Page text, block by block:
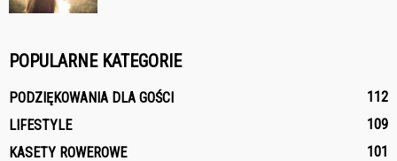
POPULARNE KATEGORIE
PODZIĘKOWANIA DLA GOŚCI
112
LIFESTYLE
109
KASETY ROWEROWE
101